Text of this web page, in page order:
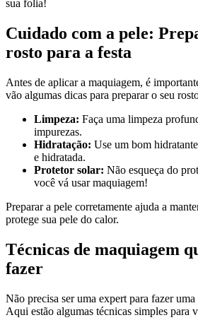
sua folia!
Cuidado com a pele:
rosto para a festa
Antes de aplicar a maquiagem, é
vão algumas dicas para preparar o seu
Limpeza: Faça uma limpeza
impurezas.
Hidratação: Use um bom
e hidratada.
Protetor solar: Não esqueça do
você vá usar maquiagem!
Preparar a pele corretamente ajuda a
protege sua pele do calor.
Técnicas de maquiagem
fazer
Não precisa ser uma expert para fazer
Aqui estão algumas técnicas simples para